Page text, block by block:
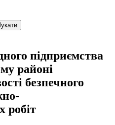
підприємства
районі
безпечного
робіт